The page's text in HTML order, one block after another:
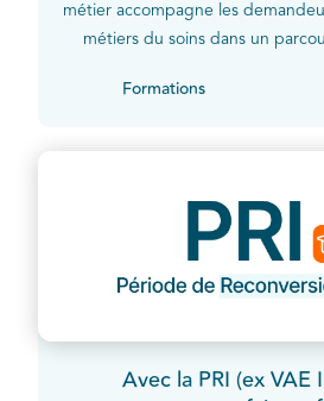
métier accompagne les
métiers du soins dans un
Formations
Avec la PRI (ex VAE